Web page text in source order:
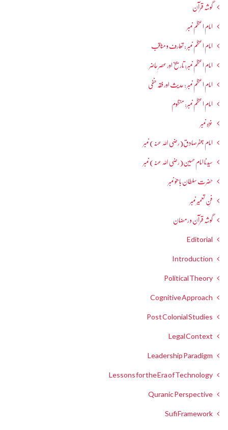
گوشہ قرآن
امام اعظم نمبر
امام اعظم نمبر : تعارف و مناقب
امام اعظم نمبر: تاریخ اور عصرِ حاضر
امام اعظم نمبر : حدیث اور فقہ حنفی
امام اعظم نمبر: منظوم
غزہ نمبر
امام جعفرصادق(رضی اللہ عنہ) نمبر
سیدنا امام حسین(رضی اللہ عنہ) نمبر
حضرت سلطان باھوؒ نمبر
فنِ تعمیر نمبر
گوشہ قرآن و رمضان
Editorial
Introduction
Political Theory
Cognitive Approach
Post Colonial Studies
Legal Context
Leadership Paradigm
Lessons for the Era of Technology
Quranic Perspective
Sufi Framework